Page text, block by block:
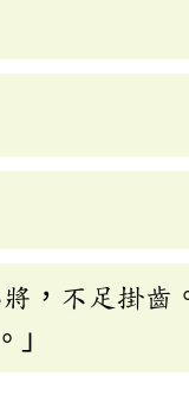
，不足掛齒
」